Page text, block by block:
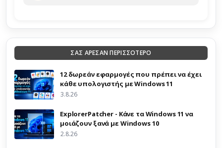
ΣΑΣ ΑΡΕΣΑΝ ΠΕΡΙΣΣΟΤΕΡΟ
12 δωρεάν εφαρμογές που πρέπει να έχει
κάθε υπολογιστής με Windows 11
3.8.26
ExplorerPatcher - Κάνε τα Windows 11 να
μοιάζουν ξανά με Windows 10
2.8.26